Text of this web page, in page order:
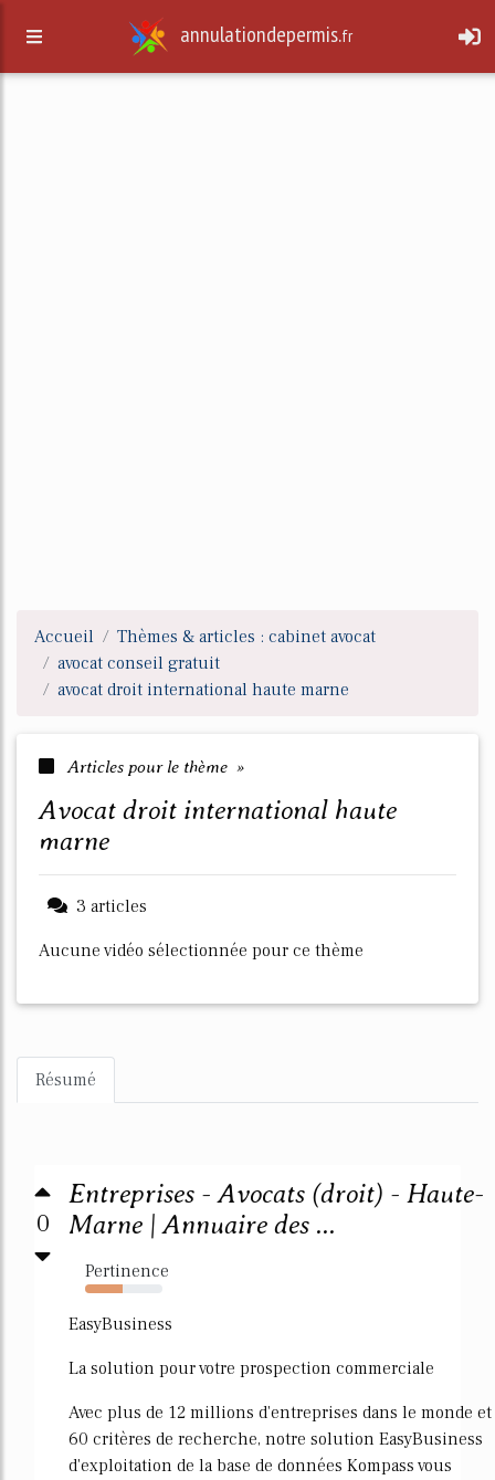
annulationdepermis.fr
Accueil
Thèmes & articles : cabinet avocat
avocat conseil gratuit
avocat droit international haute marne
Articles pour le thème »
avocat droit international haute
marne
3 articles
Aucune vidéo sélectionnée pour ce thème
Résumé
0
Entreprises - Avocats (droit) - Haute-
Marne | Annuaire des ...
Pertinence
49%
EasyBusiness
La solution pour votre prospection commerciale
Avec plus de 12 millions d'entreprises dans le monde et
60 critères de recherche, notre solution EasyBusiness
d'exploitation de la base de données Kompass vous